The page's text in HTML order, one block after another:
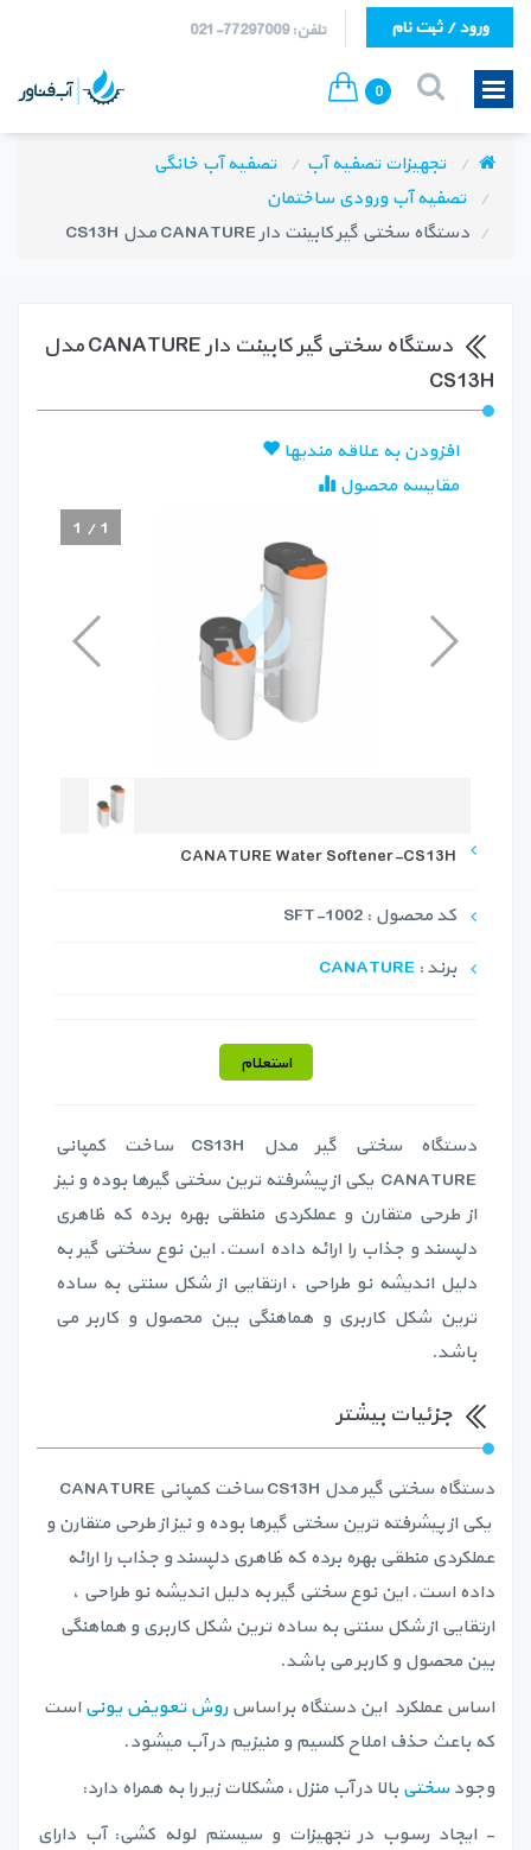
تلفن: 77297009-021 ورود / ثبت نام
0
تجهیزات تصفیه آب
تصفیه آب خانگی
تصفیه آب ورودی ساختمان
دستگاه سختی گیر کابینت دار CANATURE مدل CS13H
دستگاه سختی گیر کابینت دار CANATURE مدل
CS13H
افزودن به علاقه مندیها
مقایسه محصول
1 /1
CANATURE Water Softener-CS13H
کد محصول : SFT-1002
برند : CANATURE
استعلام
دستگاه سختی گیر مدل CS13H ساخت کمپانی
CANATURE یکی از پیشرفته ترین سختی گیرها بوده و نیز
از طرحی متقارن و عملکردی منطقی بهره برده که ظاهری
دلپسند و جذاب را ارائه داده است. این نوع سختی گیر به
دلیل اندیشه نو طراحی ، ارتقایی از شکل سنتی به ساده
ترین شکل کاربری و هماهنگی بین محصول و کاربر می
باشد.
جزئیات بیشتر
دستگاه سختی گیر مدل CS13H ساخت کمپانی CANATURE
یکی از پیشرفته ترین سختی گیرها بوده و نیز از طرحی متقارن و
عملکردی منطقی بهره برده که ظاهری دلپسند و جذاب را ارائه
داده است. این نوع سختی گیر به دلیل اندیشه نو طراحی ،
ارتقایی از شکل سنتی به ساده ترین شکل کاربری و هماهنگی
بین محصول و کاربر می باشد.
اساس عملکرد این دستگاه بر اساسروش تعویض یونی است
که باعث حذف املاح کلسیم و منیزیم در آب میشود.
وجودسختی بالا در آب منزل، مشکلات زیر را به همراه دارد:
- ایجاد رسوب در تجهیزات و سیستم لوله کشی: آب دارای